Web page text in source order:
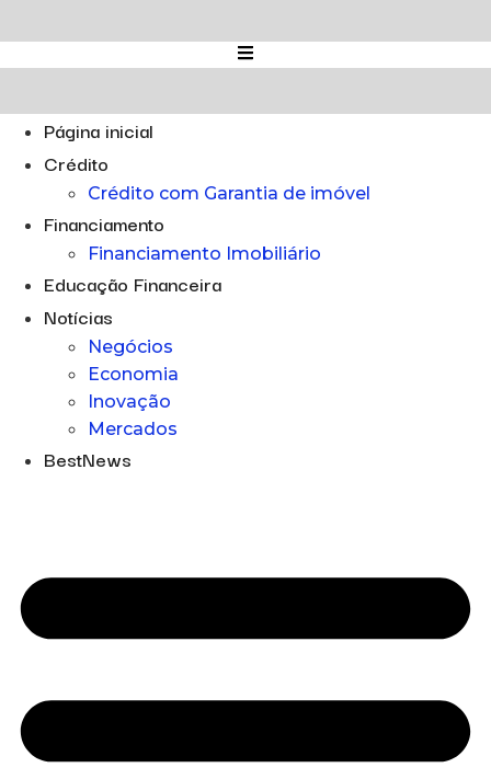
para
o
Página inicial
Crédito
Crédito com Garantia de imóvel
Financiamento
Financiamento Imobiliário
Educação Financeira
Notícias
Negócios
Economia
Inovação
Mercados
BestNews